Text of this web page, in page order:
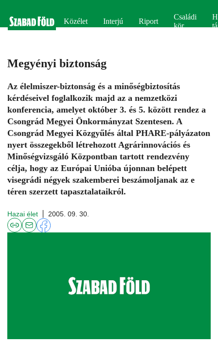
Közélet Interjú Riport
Családi
kör
Megyényi biztonság
Az élelmiszer-biztonság és a minőségbiztosítás
kérdéseivel foglalkozik majd az a nemzetközi
konferencia, amelyet október 3. és 5. között rendez a
Csongrád Megyei Önkormányzat Szentesen. A
Csongrád Megyei Közgyűlés által PHARE-pályázaton
nyert összegekből létrehozott Agrárinnovációs és
Minőségvizsgáló Központban tartott rendezvény
célja, hogy az Európai Unióba újonnan belépett
visegrádi négyek szakemberei beszámoljanak az e
téren szerzett tapasztalataikról.
Hazai élet 2005. 09. 30.